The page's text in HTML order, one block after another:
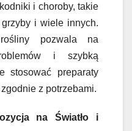
i choroby, takie
i wiele innych.
pozwala na
i szybką
stosować preparaty
z potrzebami.
na Światło i